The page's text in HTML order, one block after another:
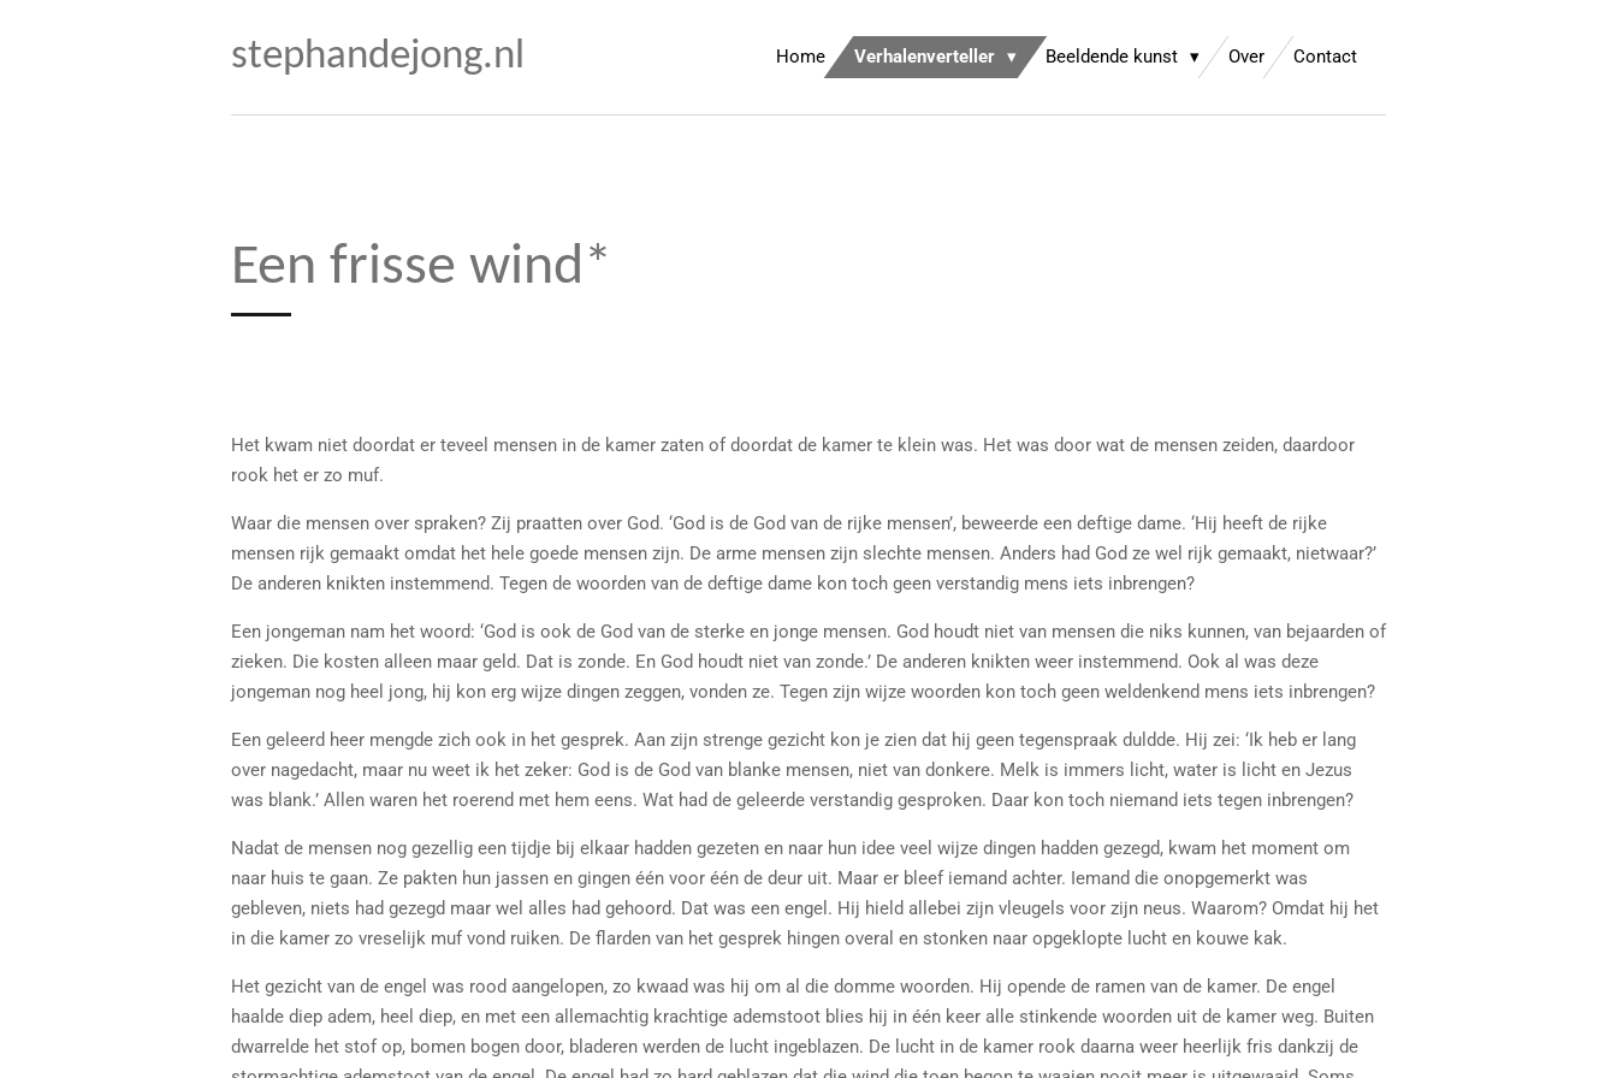
stephandejong.nl Home Verhalenverteller Beeldende kunst Over Contact
Een frisse wind*
Het kwam niet doordat er teveel mensen in de kamer zaten of doordat de kamer te klein was. Het was door wat de mensen zeiden, daardoor
rook het er zo muf.
Waar die mensen over spraken? Zij praatten over God. ‘God is de God van de rijke mensen’, beweerde een deftige dame. ‘Hij heeft de rijke
mensen rijk gemaakt omdat het hele goede mensen zijn. De arme mensen zijn slechte mensen. Anders had God ze wel rijk gemaakt, nietwaar?’
De anderen knikten instemmend. Tegen de woorden van de deftige dame kon toch geen verstandig mens iets inbrengen?
Een jongeman nam het woord: ‘God is ook de God van de sterke en jonge mensen. God houdt niet van mensen die niks kunnen, van bejaarden of
zieken. Die kosten alleen maar geld. Dat is zonde. En God houdt niet van zonde.’ De anderen knikten weer instemmend. Ook al was deze
jongeman nog heel jong, hij kon erg wijze dingen zeggen, vonden ze. Tegen zijn wijze woorden kon toch geen weldenkend mens iets inbrengen?
Een geleerd heer mengde zich ook in het gesprek. Aan zijn strenge gezicht kon je zien dat hij geen tegenspraak duldde. Hij zei: ‘Ik heb er lang
over nagedacht, maar nu weet ik het zeker: God is de God van blanke mensen, niet van donkere. Melk is immers licht, water is licht en Jezus
was blank.’ Allen waren het roerend met hem eens. Wat had de geleerde verstandig gesproken. Daar kon toch niemand iets tegen inbrengen?
Nadat de mensen nog gezellig een tijdje bij elkaar hadden gezeten en naar hun idee veel wijze dingen hadden gezegd, kwam het moment om
naar huis te gaan. Ze pakten hun jassen en gingen één voor één de deur uit. Maar er bleef iemand achter. Iemand die onopgemerkt was
gebleven, niets had gezegd maar wel alles had gehoord. Dat was een engel. Hij hield allebei zijn vleugels voor zijn neus. Waarom? Omdat hij het
in die kamer zo vreselijk muf vond ruiken. De flarden van het gesprek hingen overal en stonken naar opgeklopte lucht en kouwe kak.
Het gezicht van de engel was rood aangelopen, zo kwaad was hij om al die domme woorden. Hij opende de ramen van de kamer. De engel
haalde diep adem, heel diep, en met een allemachtig krachtige ademstoot blies hij in één keer alle stinkende woorden uit de kamer weg. Buiten
dwarrelde het stof op, bomen bogen door, bladeren werden de lucht ingeblazen. De lucht in de kamer rook daarna weer heerlijk fris dankzij de